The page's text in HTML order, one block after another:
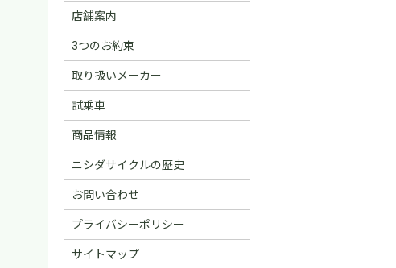
店舗案内
3つのお約束
取り扱いメーカー
試乗車
商品情報
ニシダサイクルの歴史
お問い合わせ
プライバシーポリシー
サイトマップ